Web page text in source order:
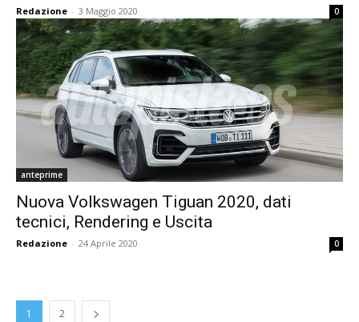
Redazione - 3 Maggio 2020 0
anteprime
Nuova Volkswagen Tiguan 2020, dati
tecnici, Rendering e Uscita
Redazione - 24 Aprile 2020 0
1 2